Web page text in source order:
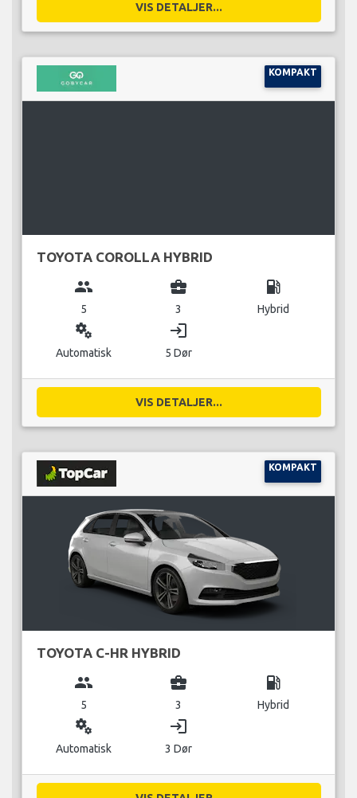
VIS DETALJER...
KOMPAKT
TOYOTA COROLLA HYBRID
group
5
business_center
3
local_gas_station
Hybrid
miscellaneous_services
Automatisk
login
5 Dør
VIS DETALJER...
KOMPAKT
TOYOTA C-HR HYBRID
group
5
business_center
3
local_gas_station
Hybrid
miscellaneous_services
Automatisk
login
3 Dør